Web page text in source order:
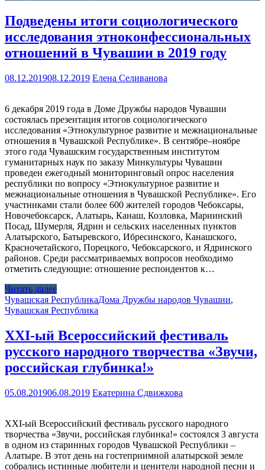
Подведены итоги социологического
исследования этноконфессиональных
отношений в Чувашии в 2019 году
08.12.201908.12.2019 Елена Селиванова
6 декабря 2019 года в Доме Дружбы народов Чувашии
состоялась презентация итогов социологического
исследования «Этнокультурное развитие и межнациональные
отношения в Чувашской Республике». В сентябре–ноябре
этого года Чувашским государственным институтом
гуманитарных наук по заказу Минкультуры Чувашии
проведен ежегодный мониторинговый опрос населения
республики по вопросу «Этнокультурное развитие и
межнациональные отношения в Чувашской Республике». Его
участниками стали более 600 жителей городов Чебоксары,
Новочебоксарск, Алатырь, Канаш, Козловка, Мариинский
Посад, Шумерля, Ядрин и сельских населенных пунктов
Алатырского, Батыревского, Ибресинского, Канашского,
Красночетайского, Порецкого, Чебоксарского, и Ядринского
районов. Среди рассматриваемых вопросов необходимо
отметить следующие: отношение респондентов к…
Читать далее
Чувашская РеспубликаДома Дружбы народов Чувашии,
Чувашская Республика
XXI-ый Всероссийский фестиваль
русского народного творчества «Звучи,
российская глубинка!»
05.08.201906.08.2019 Екатерина Сдвижкова
XXI-ый Всероссийский фестиваль русского народного
творчества «Звучи, российская глубинка!» состоялся 3 августа
в одном из старинных городов Чувашской Республики –
Алатыре. В этот день на гостеприимной алатырской земле
собрались истинные любители и ценители народной песни и